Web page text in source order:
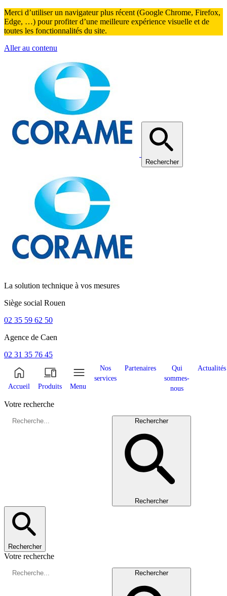
Merci d’utiliser un navigateur plus récent (Google Chrome, Firefox,
Edge, …) pour profiter d’une meilleure expérience visuelle et de
toutes les fonctionnalités du site.
Aller au contenu
Rechercher
La solution technique à vos mesures
Siège social Rouen
02 35 59 62 50
Agence de Caen
02 31 35 76 45
Accueil Produits Menu
Nos
services
Partenaires
Qui
sommes-
nous
Actualités
Votre recherche
Rechercher
Rechercher
Rechercher
Votre recherche
Rechercher